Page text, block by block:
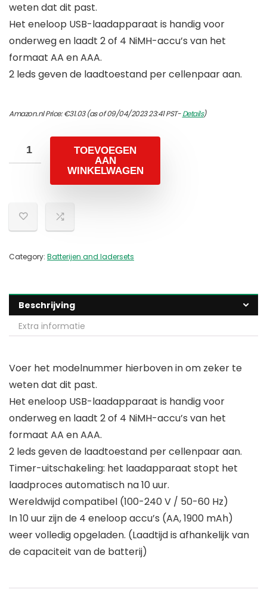
weten dat dit past.
Het eneloop USB-laadapparaat is handig voor
onderweg en laadt 2 of 4 NiMH-accu’s van het
formaat AA en AAA.
2 leds geven de laadtoestand per cellenpaar aan.
Amazon.nl Price:€31.03(as of 09/04/2023 23:41 PST-Details)
TOEVOEGEN
AAN
WINKELWAGEN
Category: Batterijen and ladersets
Beschrijving
Extra informatie
Voer het modelnummer hierboven in om zeker te
weten dat dit past.
Het eneloop USB-laadapparaat is handig voor
onderweg en laadt 2 of 4 NiMH-accu’s van het
formaat AA en AAA.
2 leds geven de laadtoestand per cellenpaar aan.
Timer-uitschakeling: het laadapparaat stopt het
laadproces automatisch na 10 uur.
Wereldwijd compatibel (100-240 V / 50-60 Hz)
In 10 uur zijn de 4 eneloop accu’s (AA, 1900 mAh)
weer volledig opgeladen. (Laadtijd is afhankelijk van
de capaciteit van de batterij)